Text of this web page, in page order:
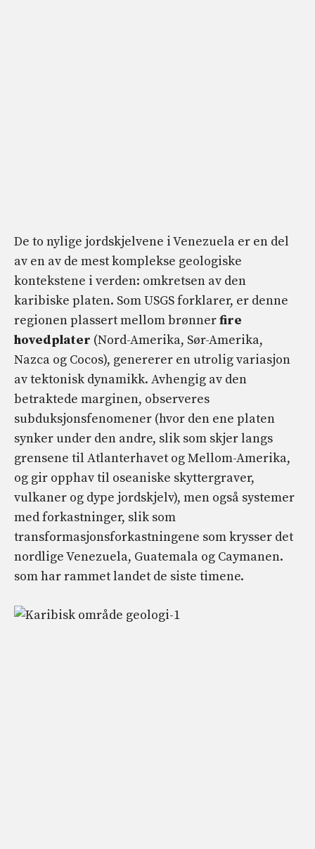
De to nylige jordskjelvene i Venezuela er en del
av en av de mest komplekse geologiske
kontekstene i verden: omkretsen av den
karibiske platen. Som USGS forklarer, er denne
regionen plassert mellom brønnerfire
hovedplater (Nord-Amerika, Sør-Amerika,
Nazca og Cocos), genererer en utrolig variasjon
av tektonisk dynamikk. Avhengig av den
betraktede marginen, observeres
subduksjonsfenomener (hvor den ene platen
synker under den andre, slik som skjer langs
grensene til Atlanterhavet og Mellom-Amerika,
og gir opphav til oseaniske skyttergraver,
vulkaner og dype jordskjelv), men også systemer
med forkastninger, slik som
transformasjonsforkastningene som krysser det
nordlige Venezuela, Guatemala og Caymanen.
som har rammet landet de siste timene.